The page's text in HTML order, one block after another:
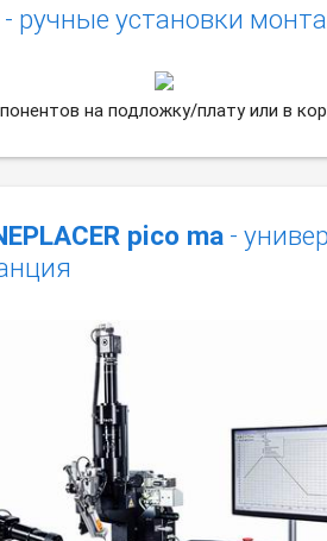
ручные установки
на подложку/плату или в
pico ma-